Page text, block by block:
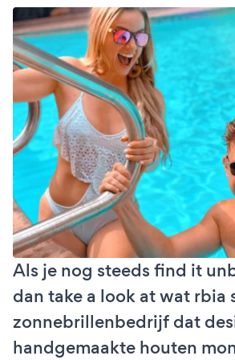
Als je nog steeds find it
dan take a look at wat rbia
zonnebrillenbedrijf dat
handgemaakte houten